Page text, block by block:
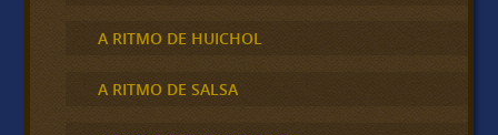
A RITMO DE HUICHOL
A RITMO DE SALSA